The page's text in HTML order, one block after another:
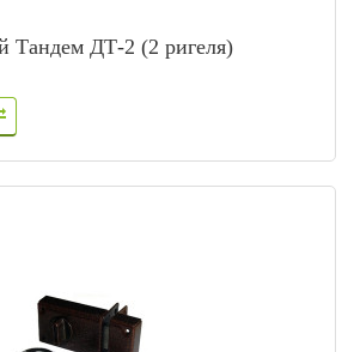
Тандем ДТ-2 (2 ригеля)